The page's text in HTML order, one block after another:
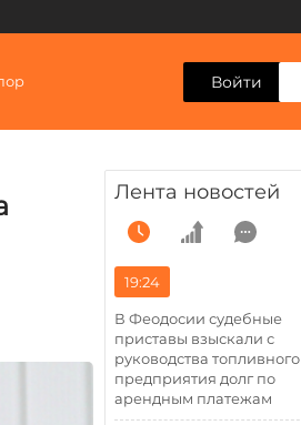
Войти
Лента новостей
19:24
В Феодосии судебные
приставы взыскали с
руководства топливного
предприятия долг по
арендным платежам